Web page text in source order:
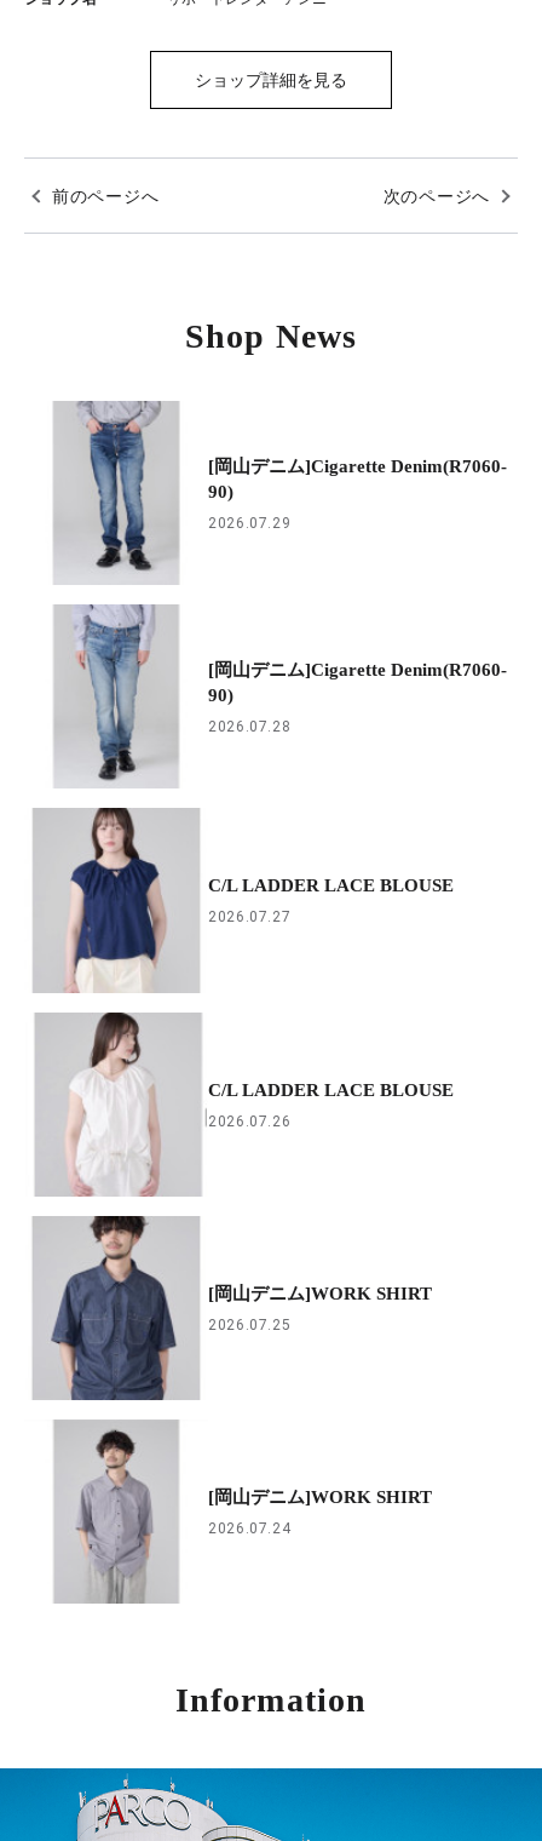
ショップ詳細を見る
前のページへ 次のページへ
Shop News
[岡山デニム]Cigarette Denim(R7060-
90)
2026.07.29
[岡山デニム]Cigarette Denim(R7060-
90)
2026.07.28
C/L LADDER LACE BLOUSE
2026.07.27
C/L LADDER LACE BLOUSE
2026.07.26
[岡山デニム]WORK SHIRT
2026.07.25
[岡山デニム]WORK SHIRT
2026.07.24
Information